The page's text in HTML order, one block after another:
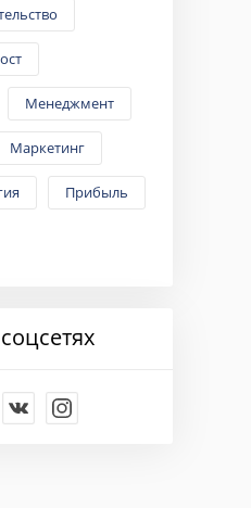
Менеджмент
Маркетинг
Прибыль